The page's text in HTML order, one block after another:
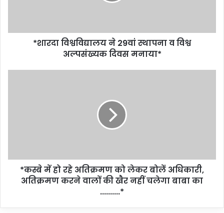
*शारदा विश्वविद्यालय ने 29वां स्थापना व विश्व
अल्पसंख्यक दिवस मनाया*
*कस्बे में हो रहे अतिक्रमण को लेकर बोलें अधिकारी,
अतिक्रमण करने वालों की खैर नहीं चलेगा बाबा का
..........*